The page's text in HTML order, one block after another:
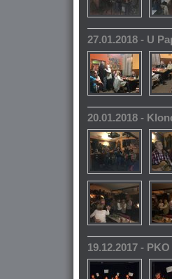
27.01.2018 - U
20.01.2018 -
19.12.2017 -